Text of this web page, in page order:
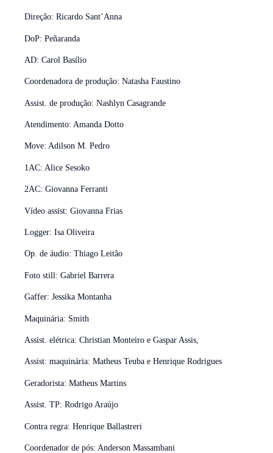
Direção: Ricardo Sant’Anna
DoP: Peñaranda
AD: Carol Basílio
Coordenadora de produção: Natasha Faustino
Assist. de produção: Nashlyn Casagrande
Atendimento: Amanda Dotto
Move: Adilson M. Pedro
1AC: Alice Sesoko
2AC: Giovanna Ferranti
Vídeo assist: Giovanna Frias
Logger: Isa Oliveira
Op. de áudio: Thiago Leitão
Foto still: Gabriel Barrera
Gaffer: Jessika Montanha
Maquinária: Smith
Assist. elétrica: Christian Monteiro e Gaspar Assis,
Assist: maquinária: Matheus Teuba e Henrique Rodrigues
Geradorista: Matheus Martins
Assist. TP: Rodrigo Araújo
Contra regra: Henrique Ballastreri
Coordenador de pós: Anderson Massambani